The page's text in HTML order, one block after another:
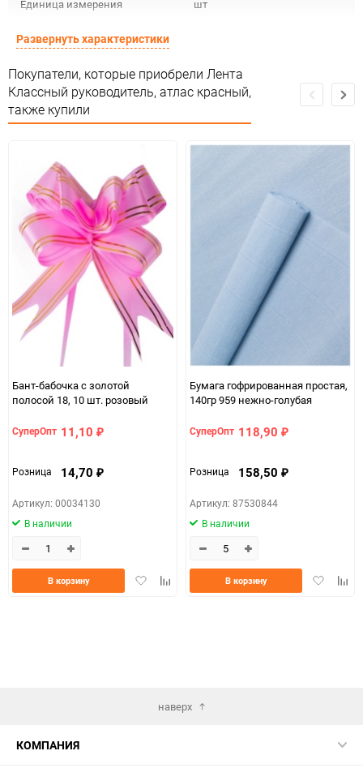
Единица измерения шт
Развернуть характеристики
Покупатели, которые приобрели Лента
Классный руководитель, атлас красный,
также купили
Бант-бабочка с золотой
полосой 18, 10 шт. розовый
СуперОпт 11,10 ₽
Розница 14,70 ₽
Артикул: 00034130
В наличии
ДобавитьДобавить
В корзину
Бумага гофрированная простая,
140гр 959 нежно-голубая
СуперОпт 118,90 ₽
Розница 158,50 ₽
Артикул: 87530844
В наличии
Добавить
В корзину
наверх
КОМПАНИЯ